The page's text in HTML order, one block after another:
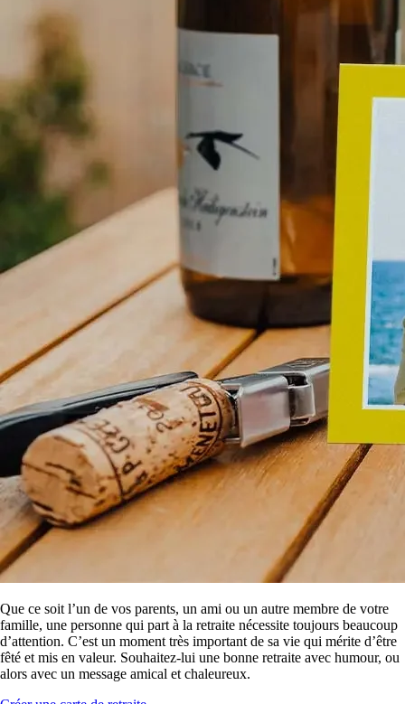
Que ce soit l’un de vos parents, un ami ou un autre membre de votre
famille, une personne qui part à la retraite nécessite toujours beaucoup
d’attention. C’est un moment très important de sa vie qui mérite d’être
fêté et mis en valeur. Souhaitez-lui une bonne retraite avec humour, ou
alors avec un message amical et chaleureux.